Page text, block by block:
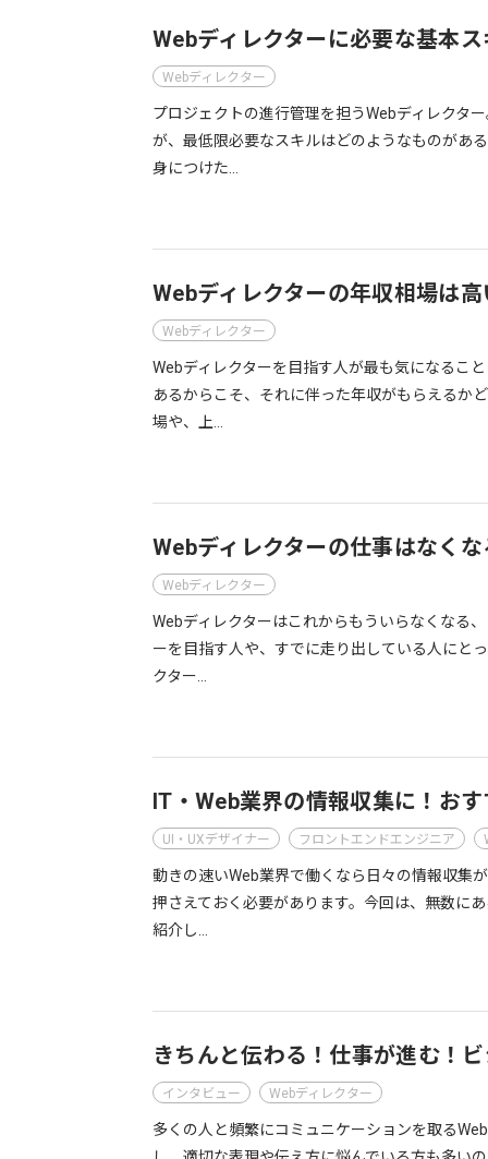
Webディレクターに必要な基本
Webディレクター
プロジェクトの進行管理を担うWebディレクタ
が、最低限必要なスキルはどのようなものがあ
身につけた…
Webディレクターの年収相場は
Webディレクター
Webディレクターを目指す人が最も気になるこ
あるからこそ、それに伴った年収がもらえるか
場や、上…
Webディレクターの仕事はなく
Webディレクター
Webディレクターはこれからもういらなくなる
ーを目指す人や、すでに走り出している人にと
クター…
IT・Web業界の情報収集に！お
UI・UXデザイナー フロントエンドエンジニア
動きの速いWeb業界で働くなら日々の情報収集
押さえておく必要があります。今回は、無数に
紹介し…
きちんと伝わる！仕事が進む！
インタビュー Webディレクター
多くの人と頻繁にコミュニケーションを取る